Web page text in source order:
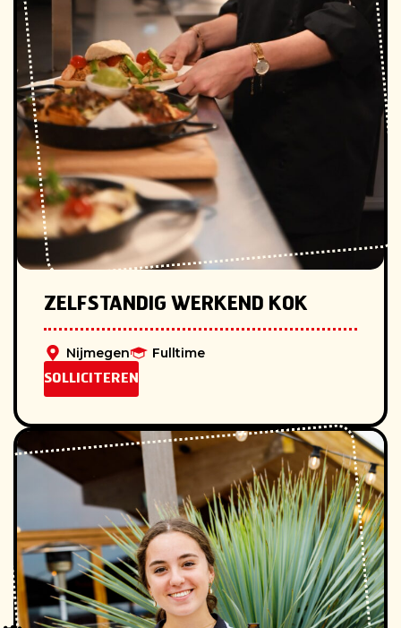
ZELFSTANDIG WERKEND KOK
Nijmegen Fulltime
SOLLICITEREN